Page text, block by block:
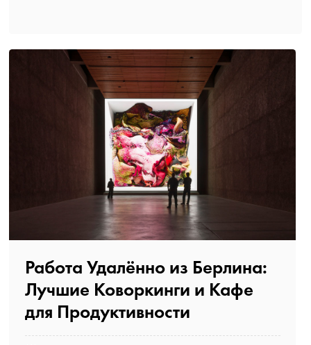
Работа Удалённо из Берлина:
Лучшие Коворкинги и Кафе
для Продуктивности️